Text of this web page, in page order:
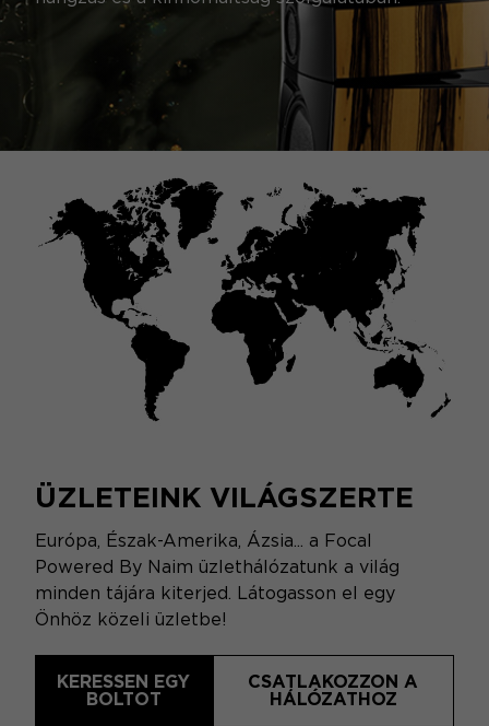
ÜZLETEINK VILÁGSZERTE
Európa, Észak-Amerika, Ázsia... a Focal
Powered By Naim üzlethálózatunk a világ
minden tájára kiterjed. Látogasson el egy
Önhöz közeli üzletbe!
KERESSEN EGY
BOLTOT
CSATLAKOZZON A
HÁLÓZATHOZ